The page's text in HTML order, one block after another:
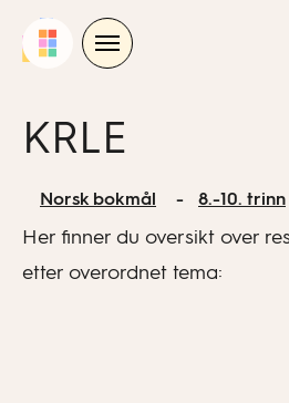
KRLE
Norsk bokmål 8.-10. trinn
Her finner du oversikt over
etter overordnet tema: